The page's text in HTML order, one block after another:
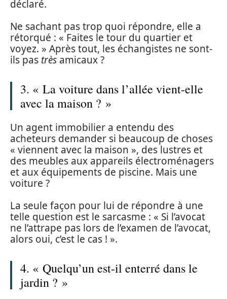
déclaré.
Ne sachant pas trop quoi répondre, elle a
rétorqué : « Faites le tour du quartier et
voyez. » Après tout, les échangistes ne sont-
ils pas très amicaux ?
3. « La voiture dans l’allée vient-elle
avec la maison ? »
Un agent immobilier a entendu des
acheteurs demander si beaucoup de choses
« viennent avec la maison », des lustres et
des meubles aux appareils électroménagers
et aux équipements de piscine. Mais une
voiture ?
La seule façon pour lui de répondre à une
telle question est le sarcasme : « Si l’avocat
ne l’attrape pas lors de l’examen de l’avocat,
alors oui, c’est le cas ! ».
4. « Quelqu’un est-il enterré dans le
jardin ? »